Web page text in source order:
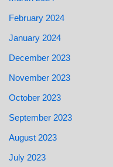
February 2024
January 2024
December 2023
November 2023
October 2023
September 2023
August 2023
July 2023